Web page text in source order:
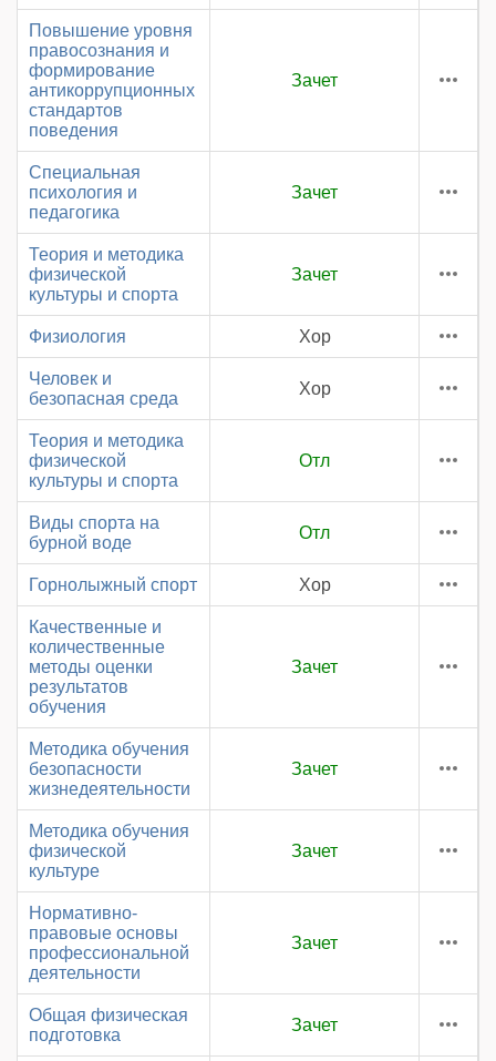
Повышение уровня
правосознания и
формирование
антикоррупционных
стандартов
поведения
Зачет
Специальная
психология и
педагогика
Зачет
Теория и методика
физической
культуры и спорта
Зачет
Физиология Хор
Человек и
безопасная среда
Хор
Теория и методика
физической
культуры и спорта
Отл
Виды спорта на
бурной воде
Отл
Горнолыжный спорт Хор
Качественные и
количественные
методы оценки
результатов
обучения
Зачет
Методика обучения
безопасности
жизнедеятельности
Зачет
Методика обучения
физической
культуре
Зачет
Нормативно-
правовые основы
профессиональной
деятельности
Зачет
Общая физическая
подготовка
Зачет